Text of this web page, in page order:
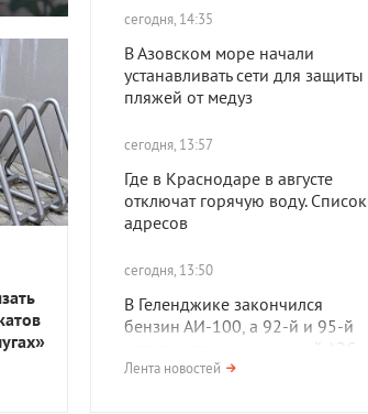
сегодня, 14:35
В Азовском море начали
устанавливать сети для защиты
пляжей от медуз
сегодня, 13:57
Где в Краснодаре в августе
отключат горячую воду. Список
адресов
сегодня, 13:50
В Геленджике закончился
бензин АИ-100, а 92-й и 95-й
остались только на одной АЗС
Лента новостей